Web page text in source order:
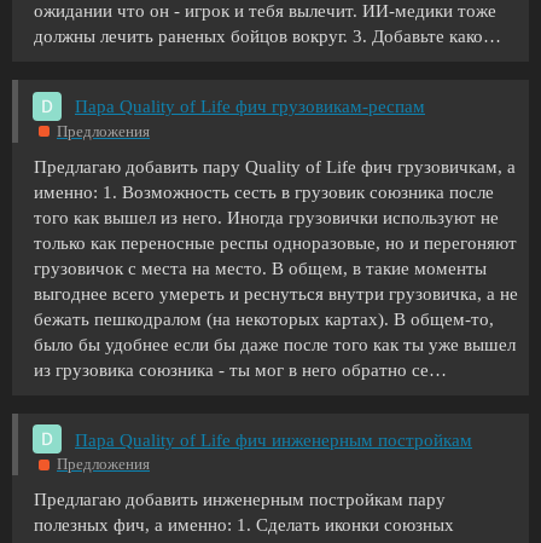
ожидании что он - игрок и тебя вылечит. ИИ-медики тоже
должны лечить раненых бойцов вокруг. 3. Добавьте како…
Пара Quality of Life фич грузовикам-респам
Предложения
Предлагаю добавить пару Quality of Life фич грузовичкам, а
именно: 1. Возможность сесть в грузовик союзника после
того как вышел из него. Иногда грузовички используют не
только как переносные респы одноразовые, но и перегоняют
грузовичок с места на место. В общем, в такие моменты
выгоднее всего умереть и реснуться внутри грузовичка, а не
бежать пешкодралом (на некоторых картах). В общем-то,
было бы удобнее если бы даже после того как ты уже вышел
из грузовика союзника - ты мог в него обратно се…
Пара Quality of Life фич инженерным постройкам
Предложения
Предлагаю добавить инженерным постройкам пару
полезных фич, а именно: 1. Сделать иконки союзных